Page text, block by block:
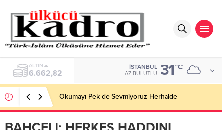
BIST
13.779,39
İSTANBUL
AZ BULUTLU 31°C
Okumayı Pek de Sevmiyoruz Herhalde